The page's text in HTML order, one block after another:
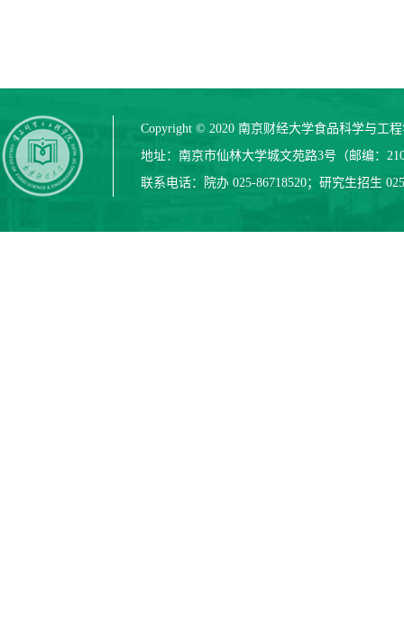
Copyright © 2020 南京财经大学食品科学与工
地址：南京市仙林大学城文苑路3号（邮编：
联系电话：院办 025-86718520；研究生招生